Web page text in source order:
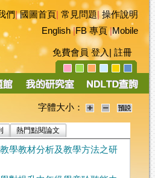
們|國圖首頁 常見問題|操作說明
English|FB 專頁|Mobile
免費會員 登入 註冊
字體大小：
熱門點閱論文
學教材分析及教學方法之研